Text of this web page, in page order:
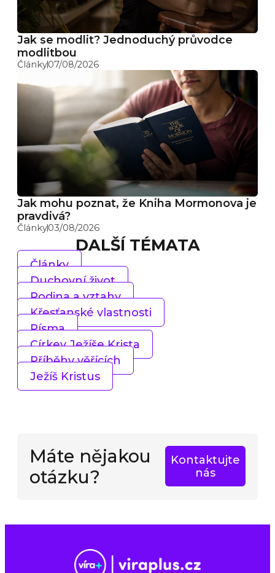
Jak se modlit? Jednoduchý průvodce
modlitbou
Články07/08/2026
Jak mohu poznat, že Kniha Mormonova je
pravdivá?
Články03/08/2026
DALŠÍ TÉMATA
Články
Duchovní život
Rodina a vztahy
Křesťanské vlastnosti
Písma
Církev Ježíše Krista
Příběhy věřících
Ježíš Kristus
Máte nějakou
otázku?
Kontaktujte
nás